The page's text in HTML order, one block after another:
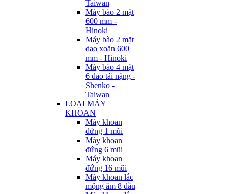
Taiwan
Máy bào 2 mặt
600 mm -
Hinoki
Máy bào 2 mặt
dao xoắn 600
mm - Hinoki
Máy bào 4 mặt
6 dao tải nặng -
Shenko -
Taiwan
LOẠI MÁY
KHOAN
Máy khoan
đứng 1 mũi
Máy khoan
đứng 6 mũi
Máy khoan
đứng 16 mũi
Máy khoan lắc
mộng âm 8 đầu